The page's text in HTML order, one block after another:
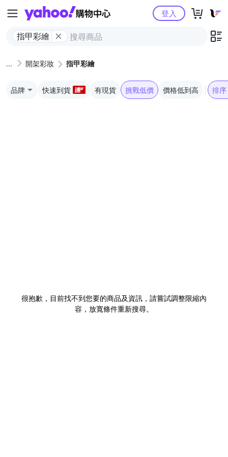
Yahoo購物中心
指甲彩繪
登入
開架彩妝 指甲彩繪
品牌 快速到貨 有現貨 挑戰低價 價格低到高 排序
很抱歉，目前找不到您要的商品及資訊，請嘗試調整限縮內
容，放寬條件重新搜尋。